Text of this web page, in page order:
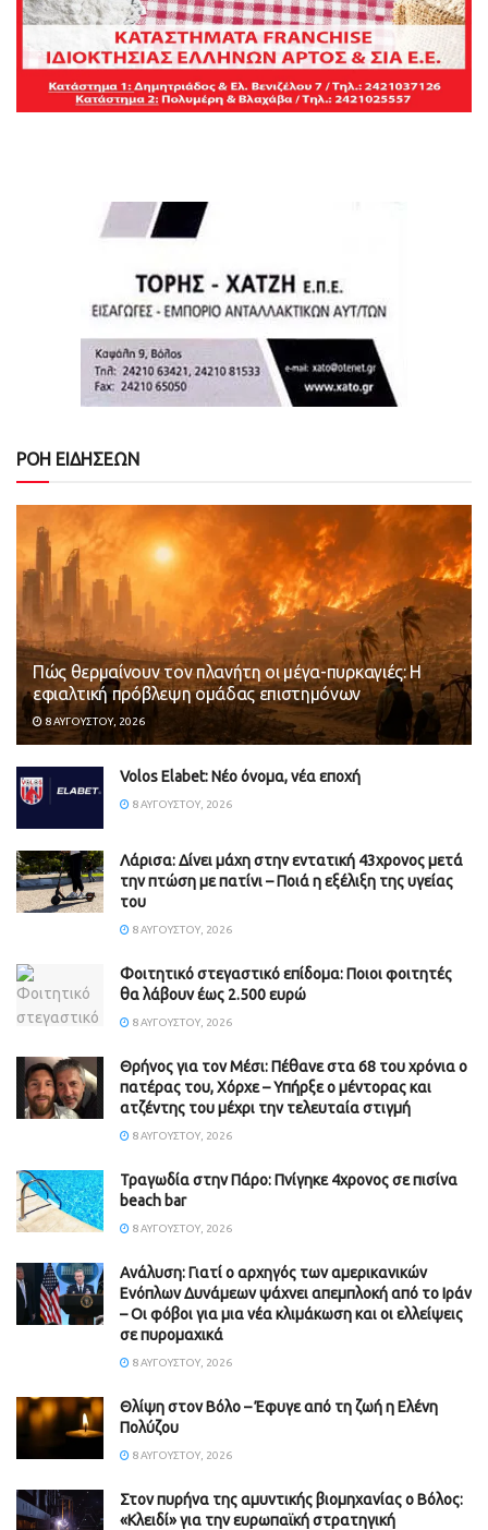
ΡΟΗ ΕΙΔΗΣΕΩΝ
Πώς θερμαίνουν τον πλανήτη οι μέγα-πυρκαγιές: Η
εφιαλτική πρόβλεψη ομάδας επιστημόνων
8 ΑΥΓΟΎΣΤΟΥ, 2026
Volos Elabet: Νέο όνομα, νέα εποχή
8 ΑΥΓΟΎΣΤΟΥ, 2026
Λάρισα: Δίνει μάχη στην εντατική 43χρονος μετά
την πτώση με πατίνι – Ποιά η εξέλιξη της υγείας
του
8 ΑΥΓΟΎΣΤΟΥ, 2026
Φοιτητικό στεγαστικό επίδομα: Ποιοι φοιτητές
θα λάβουν έως 2.500 ευρώ
8 ΑΥΓΟΎΣΤΟΥ, 2026
Θρήνος για τον Μέσι: Πέθανε στα 68 του χρόνια ο
πατέρας του, Χόρχε – Υπήρξε ο μέντορας και
ατζέντης του μέχρι την τελευταία στιγμή
8 ΑΥΓΟΎΣΤΟΥ, 2026
Τραγωδία στην Πάρο: Πνίγηκε 4χρονος σε πισίνα
beach bar
8 ΑΥΓΟΎΣΤΟΥ, 2026
Ανάλυση: Γιατί ο αρχηγός των αμερικανικών
Ενόπλων Δυνάμεων ψάχνει απεμπλοκή από το Ιράν
– Οι φόβοι για μια νέα κλιμάκωση και οι ελλείψεις
σε πυρομαχικά
8 ΑΥΓΟΎΣΤΟΥ, 2026
Θλίψη στον Βόλο – Έφυγε από τη ζωή η Ελένη
Πολύζου
8 ΑΥΓΟΎΣΤΟΥ, 2026
Στον πυρήνα της αμυντικής βιομηχανίας ο Βόλος:
«Κλειδί» για την ευρωπαϊκή στρατηγική